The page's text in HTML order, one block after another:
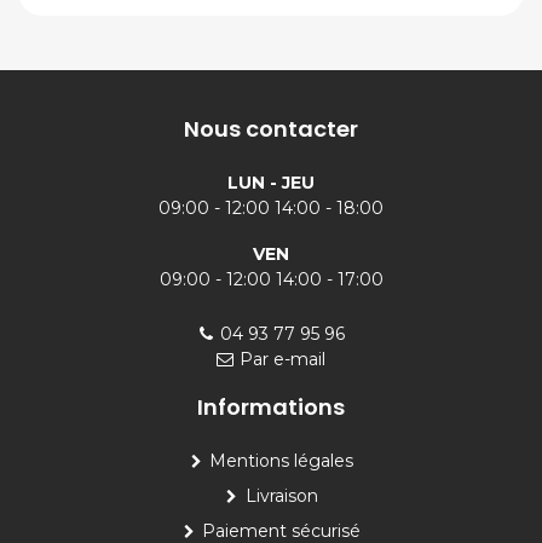
Nous contacter
LUN - JEU
09:00 - 12:00 14:00 - 18:00
VEN
09:00 - 12:00 14:00 - 17:00
04 93 77 95 96
Par e-mail
Informations
Mentions légales
Livraison
Paiement sécurisé